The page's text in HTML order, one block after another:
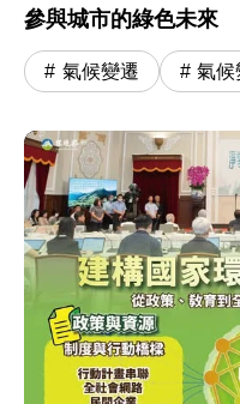
參與城市的綠色未來
氣候變遷 氣候